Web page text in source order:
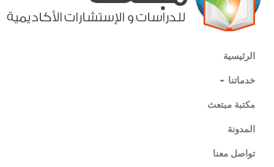
الرئيسية
خدماتنا
مكتبة مبتعث
المدونة
تواصل معنا